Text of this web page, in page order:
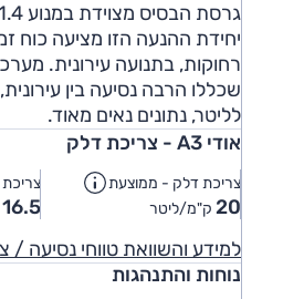
יחידת ההנעה הזו מציעה כוח
רחוקות, בתנועה עירונית.
לליטר, נתונים נאים מאוד.
אודי A3 - צריכת דלק
צריכת דלק - ממוצעת
20 ק"מ/ליטר 16.5
למידע והשוואת טווחי נסיעה /
נוחות והתנהגות